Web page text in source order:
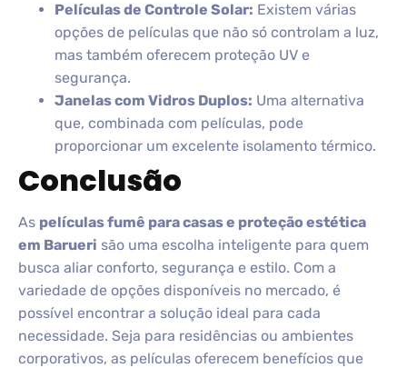
Películas de Controle Solar: Existem várias
opções de películas que não só controlam a luz,
mas também oferecem proteção UV e
segurança.
Janelas com Vidros Duplos: Uma alternativa
que, combinada com películas, pode
proporcionar um excelente isolamento térmico.
Conclusão
As películas fumê para casas e proteção estética
em Barueri são uma escolha inteligente para quem
busca aliar conforto, segurança e estilo. Com a
variedade de opções disponíveis no mercado, é
possível encontrar a solução ideal para cada
necessidade. Seja para residências ou ambientes
corporativos, as películas oferecem benefícios que